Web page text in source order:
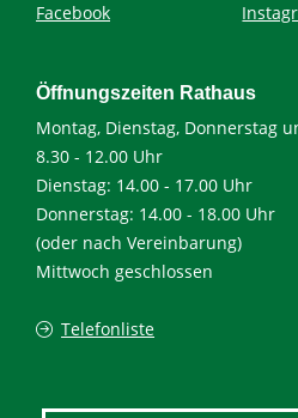
Facebook
Öffnungszeiten Rathaus
Montag, Dienstag, Donnerstag
8.30 - 12.00 Uhr
Dienstag: 14.00 - 17.00 Uhr
Donnerstag: 14.00 - 18.00 Uhr
(oder nach Vereinbarung)
Mittwoch geschlossen
Telefonliste